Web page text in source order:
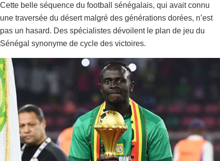
Cette belle séquence du football sénégalais, qui avait connu
une traversée du désert malgré des générations dorées, n’est
pas un hasard. Des spécialistes dévoilent le plan de jeu du
Sénégal synonyme de cycle des victoires.